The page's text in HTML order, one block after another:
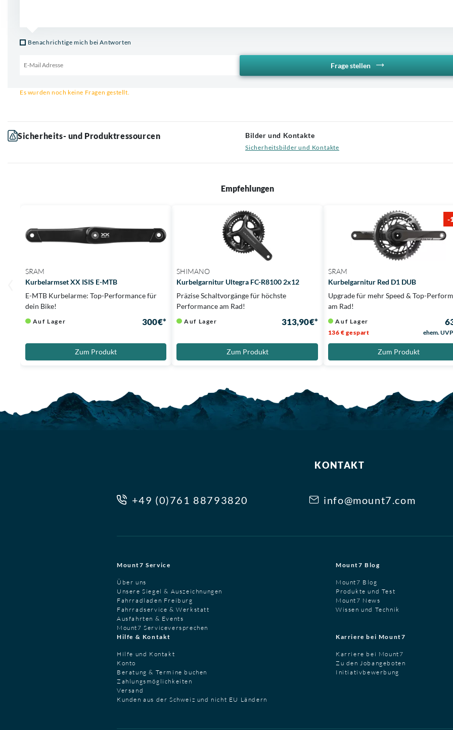
Benachrichtige mich bei Antworten
Frage stellen
Es wurden noch keine Fragen gestellt.
Sicherheits- und Produktressourcen Bilder und Kontakte
Sicherheitsbilder und Kontakte
Empfehlungen
SRAM
Kurbelarmset XX ISIS E-MTB
E-MTB Kurbelarme: Top-Performance für
dein Bike!
Auf Lager 300 €*
Zum Produkt
SHIMANO
Kurbelgarnitur Ultegra FC-R8100 2x12
Präzise Schaltvorgänge für höchste
Performance am Rad!
Auf Lager 313,90 €*
Zum Produkt
-
SRAM
Kurbelgarnitur Red D1 DUB
Upgrade für mehr Speed & Top-
am Rad!
Auf Lager
136 € gespart ehem. UVP
Zum Produkt
KONTAKT
+49 (0)761 88793820 info@mount7.com
Mount7 Service
Über uns
Unsere Siegel & Auszeichnungen
Fahrradladen Freiburg
Fahrradservice & Werkstatt
Ausfahrten & Events
Mount7 Serviceversprechen
Mount7 Blog
Mount7 Blog
Produkte und Test
Mount7 News
Wissen und Technik
Hilfe & Kontakt
Hilfe und Kontakt
Konto
Beratung & Termine buchen
Zahlungsmöglichkeiten
Versand
Kunden aus der Schweiz und nicht EU Ländern
Karriere bei Mount7
Karriere bei Mount7
Zu den Jobangeboten
Initiativbewerbung